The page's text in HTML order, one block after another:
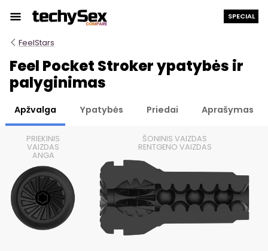
turinio
SPECIAL
FeelStars
Feel Pocket Stroker ypatybės ir
palyginimas
Apžvalga Ypatybės Priedai Aprašymas
PRIEKINIS
VAIZDAS
ANGA
ŠONINIS VAIZDAS
RENTGENO VAIZDAS